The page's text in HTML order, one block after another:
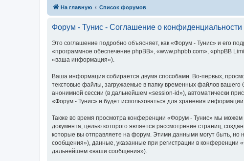
На главную Список форумов
Форум - Тунис - Соглашение о конфиденциальности
Это соглашение подробно объясняет, как «Форум - Тунис» и его
«программное обеспечение phpBB», «www.phpbb.com», «phpBB
«ваша информация»).
Ваша информация собирается двумя способами. Во-первых,
текстовые файлы, загружаемые в папку временных файлов
анонимной сессии (в дальнейшем «session-id»), автоматически
«Форум - Тунис» и будет использоваться для хранения
Также во время просмотра конференции «Форум - Тунис» мы
документа, целью которого является рассмотрение страниц,
которые вы отправляете на форум. Этими данными могут быть,
сообщения»), данные, указанные при регистрации в конференции
дальнейшем «ваши сообщения»).